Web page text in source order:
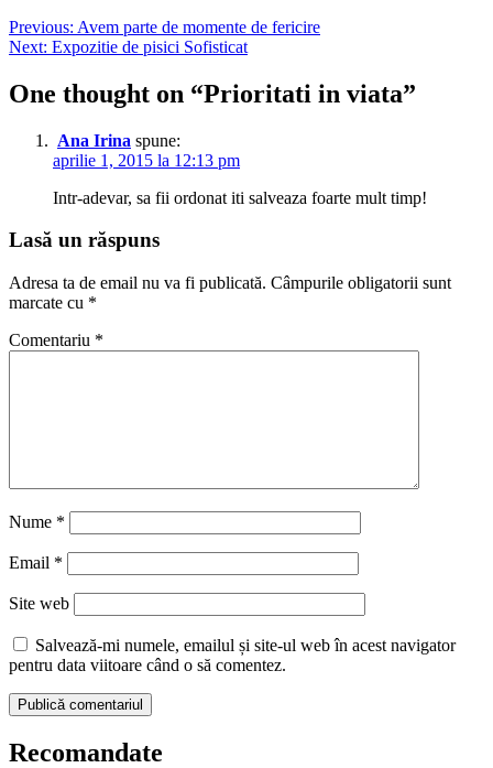
Navigare
în
articole
Previous: Avem parte de momente de fericire
Next: Expozitie de pisici Sofisticat
One thought on “Prioritati in viata”
Ana Irina spune:
aprilie 1, 2015 la 12:13 pm
Intr-adevar, sa fii ordonat iti salveaza foarte mult timp!
Lasă un răspuns
Adresa ta de email nu va fi publicată. Câmpurile obligatorii sunt
marcate cu *
Comentariu *
Nume *
Email *
Site web
Salvează-mi numele, emailul și site-ul web în acest navigator
pentru data viitoare când o să comentez.
Recomandate